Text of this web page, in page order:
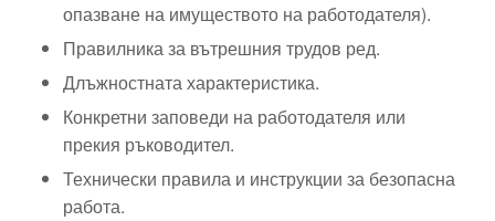
опазване на имуществото на работодателя).
Правилника за вътрешния трудов ред.
Длъжностната характеристика.
Конкретни заповеди на работодателя или
прекия ръководител.
Технически правила и инструкции за безопасна
работа.